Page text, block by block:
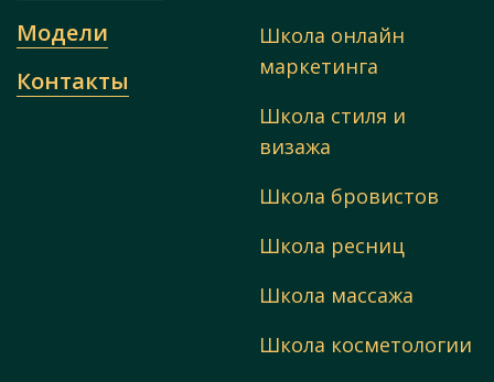
Модели
Контакты
Школа онлайн
маркетинга
Школа стиля и
визажа
Школа бровистов
Школа ресниц
Школа массажа
Школа косметологии